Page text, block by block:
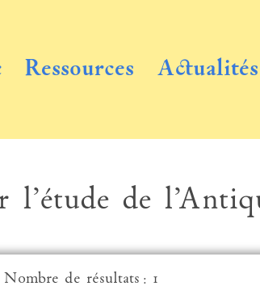
Ressources Actualités
l’étude de
Nombre de résultats : 1